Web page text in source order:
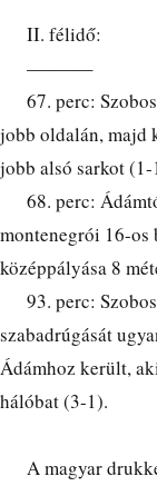
II. félidő:
———–
67. perc:
jobb oldalán, majd
jobb alsó sarkot (1-
68. perc:
montenegrói 16-
középpályása 8
93. perc:
szabadrúgását
Ádámhoz került,
hálóbat (3-1).
A magyar